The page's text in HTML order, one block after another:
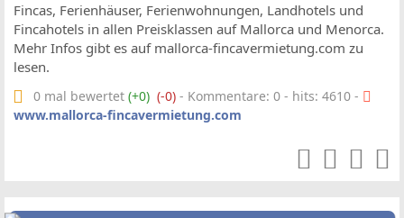
Fincas, Ferienhäuser, Ferienwohnungen, Landhotels und
Fincahotels in allen Preisklassen auf Mallorca und Menorca.
Mehr Infos gibt es auf mallorca-fincavermietung.com zu
lesen.
0 mal bewertet (+0) (-0) - Kommentare: 0 - hits: 4610 -
www.mallorca-fincavermietung.com